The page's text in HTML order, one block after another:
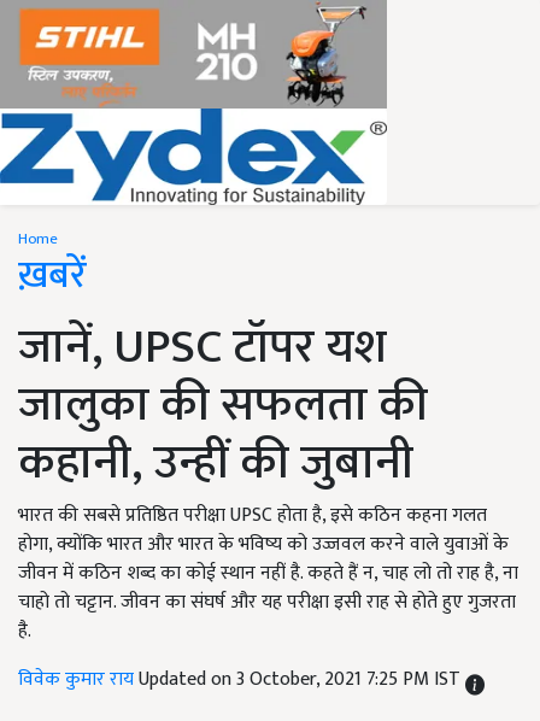
Home
ख़बरें
जानें, UPSC टॉपर यश
जालुका की सफलता की
कहानी, उन्हीं की जुबानी
भारत की सबसे प्रतिष्ठित परीक्षा UPSC होता है, इसे कठिन कहना गलत
होगा, क्योंकि भारत और भारत के भविष्य को उज्जवल करने वाले युवाओं के
जीवन में कठिन शब्द का कोई स्थान नहीं है. कहते हैं न, चाह लो तो राह है, ना
चाहो तो चट्टान. जीवन का संघर्ष और यह परीक्षा इसी राह से होते हुए गुजरता
है.
विवेक कुमार रायUpdated on 3 October, 2021 7:25 PM IST